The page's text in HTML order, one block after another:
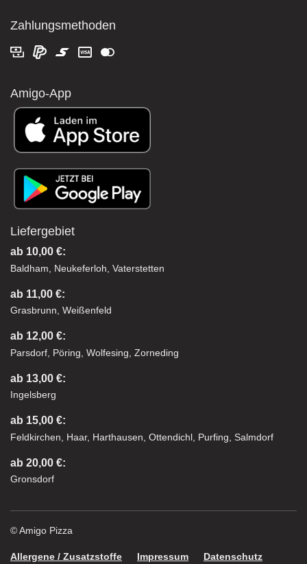
Zahlungsmethoden
Amigo-App
Liefergebiet
ab 10,00 €:
Baldham, Neukeferloh, Vaterstetten
ab 11,00 €:
Grasbrunn, Weißenfeld
ab 12,00 €:
Parsdorf, Pöring, Wolfesing, Zorneding
ab 13,00 €:
Ingelsberg
ab 15,00 €:
Feldkirchen, Haar, Harthausen, Ottendichl, Purfing, Salmdorf
ab 20,00 €:
Gronsdorf
© Amigo Pizza
Allergene / Zusatzstoffe Impressum Datenschutz